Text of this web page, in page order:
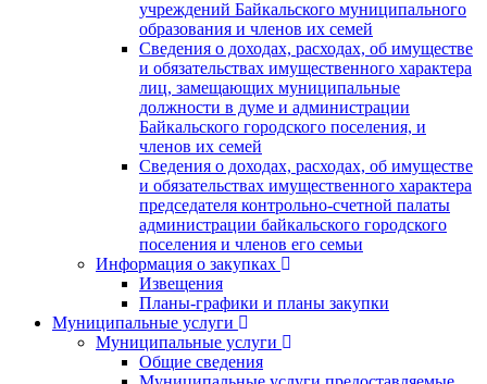
учреждений Байкальского муниципального
образования и членов их семей
Сведения о доходах, расходах, об имуществе
и обязательствах имущественного характера
лиц, замещающих муниципальные
должности в думе и администрации
Байкальского городского поселения, и
членов их семей
Сведения о доходах, расходах, об имуществе
и обязательствах имущественного характера
председателя контрольно-счетной палаты
администрации байкальского городского
поселения и членов его семьи
Информация о закупках
Извещения
Планы-графики и планы закупки
Муниципальные услуги
Муниципальные услуги
Общие сведения